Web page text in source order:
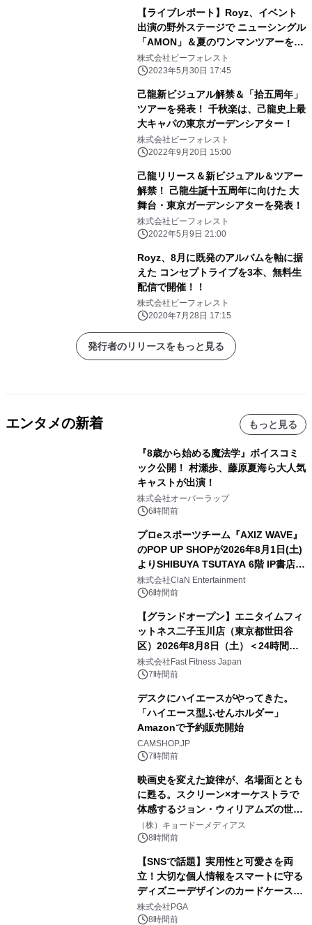
【ライブレポート】Royz、イベント
出演の野外ステージで ニューシングル
「AMON」＆夏のワンマンツアーを大
発表！ 「仲間を増やしていきます――
良い夏にしましょう」
株式会社ビーフォレスト
2023年5月30日 17:45
己龍新ビジュアル解禁＆「拾五周年」
ツアーを発表！ 千秋楽は、己龍史上最
大キャパの東京ガーデンシアター！
株式会社ビーフォレスト
2022年9月20日 15:00
己龍リリース＆新ビジュアル＆ツアー
解禁！ 己龍生誕十五周年に向けた 大
舞台・東京ガーデンシアターを発表！
株式会社ビーフォレスト
2022年5月9日 21:00
Royz、8月に既発のアルバムを軸に据
えた コンセプトライブを3本、無料生
配信で開催！！
株式会社ビーフォレスト
2020年7月28日 17:15
発行者のリリースをもっと見る
エンタメの新着 もっと見る
『8歳から始める魔法学』ボイスコミ
ック公開！ 村瀬歩、藤原夏海ら大人気
キャストが出演！
株式会社オーバーラップ
6時間前
プロeスポーツチーム『AXIZ WAVE』
のPOP UP SHOPが2026年8月1日(土)
よりSHIBUYA TSUTAYA 6階 IP書店で
開催決定！！
株式会社ClaN Entertainment
6時間前
【グランドオープン】エニタイムフィ
ットネス二子玉川店（東京都世田谷
区）2026年8月8日（土）＜24時間年
中無休のフィットネスジム＞
株式会社Fast Fitness Japan
7時間前
デスクにハイエースがやってきた。
「ハイエース型ふせんホルダー」
Amazonで予約販売開始
CAMSHOP.JP
7時間前
映画史を変えた旋律が、名場面ととも
に甦る。スクリーン×オーケストラで
体感するジョン・ウィリアムズの世
界。ジョン・ウィリアムズ：シネマ・
スペクタキュラー・コンサート 開催決
（株）キョードーメディアス
8時間前
【SNSで話題】実用性と可愛さを両
立！大切な個人情報をスマートに守る
ディズニーデザインのカードケースを
株式会社PGAが8月7日発売
株式会社PGA
8時間前